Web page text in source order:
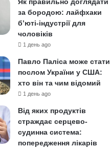
за бородою: лайфхаки
б’юті-індустрії для
чоловіків
1 день ago
Павло Паліса може стати
послом України у США:
хто він та чим відомий
1 день ago
Від яких продуктів
страждає серцево-
судинна система:
попередження лікарів